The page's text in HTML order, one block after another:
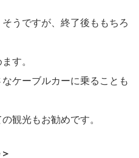
うですが、終了後ももちろ
す。
ケーブルカーに乗ることも
観光もお勧めです。